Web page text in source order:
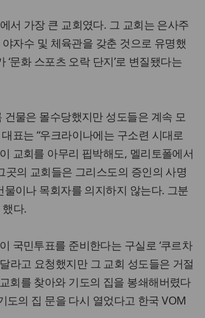
서 가장 큰 교회였다. 그 교회는 은사주
자수 및 체육관을 갖춘 것으로 유명했
문화 스포츠 오락 단지’로 변질됐다는
물은 몰수당했지만 성도들은 계속 모
표는 “우크라이나에는 구소련 시대로
교회를 아무리 핍박해도, 멜리토폴에서
곳의 교회들은 그리스도의 증인의 사명
이나 목회자를 의지하지 않는다. 그분
다.
국민투표를 준비한다는 구실로 ‘쿠르차
라고 요청했지만 그 교회 성도들은 거절
회를 찾아와 기도의 집을 봉쇄해버렸다
도의 집 문을 다시 열었다고 한국 VOM